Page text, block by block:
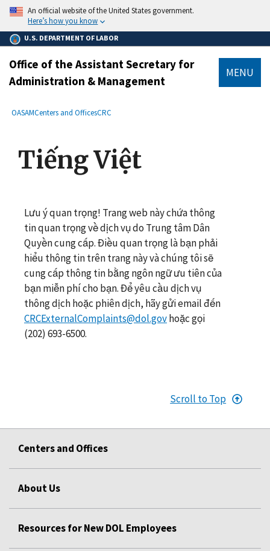
main
content
An official website of the United States government.
Here’s how you know
U.S. DEPARTMENT OF LABOR
Office of the Assistant Secretary for
Administration & Management
MENU
Breadcrumb
OASAMCenters and OfficesCRC
Tiếng Việt
Lưu ý quan trọng! Trang web này chứa thông
tin quan trọng về dịch vụ do Trung tâm Dân
Quyền cung cấp. Điều quan trọng là bạn phải
hiểu thông tin trên trang này và chúng tôi sẽ
cung cấp thông tin bằng ngôn ngữ ưu tiên của
bạn miễn phí cho bạn. Để yêu cầu dịch vụ
thông dịch hoặc phiên dịch, hãy gửi email đến
CRCExternalComplaints@dol.govhoặc gọi
(202) 693-6500.
Scroll to Top
Centers and Offices
About Us
Resources for New DOL Employees